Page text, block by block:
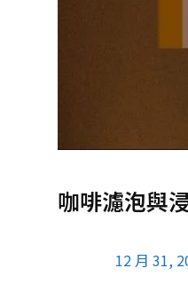
咖啡濾泡與
12 月 31,